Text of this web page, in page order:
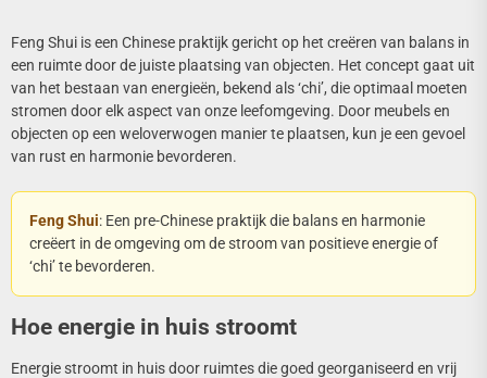
Feng Shui is een Chinese praktijk gericht op het creëren van balans in
een ruimte door de juiste plaatsing van objecten. Het concept gaat uit
van het bestaan van energieën, bekend als ‘chi’, die optimaal moeten
stromen door elk aspect van onze leefomgeving. Door meubels en
objecten op een weloverwogen manier te plaatsen, kun je een gevoel
van rust en harmonie bevorderen.
Feng Shui: Een pre-Chinese praktijk die balans en harmonie
creëert in de omgeving om de stroom van positieve energie of
‘chi’ te bevorderen.
Hoe energie in huis stroomt
Energie stroomt in huis door ruimtes die goed georganiseerd en vrij